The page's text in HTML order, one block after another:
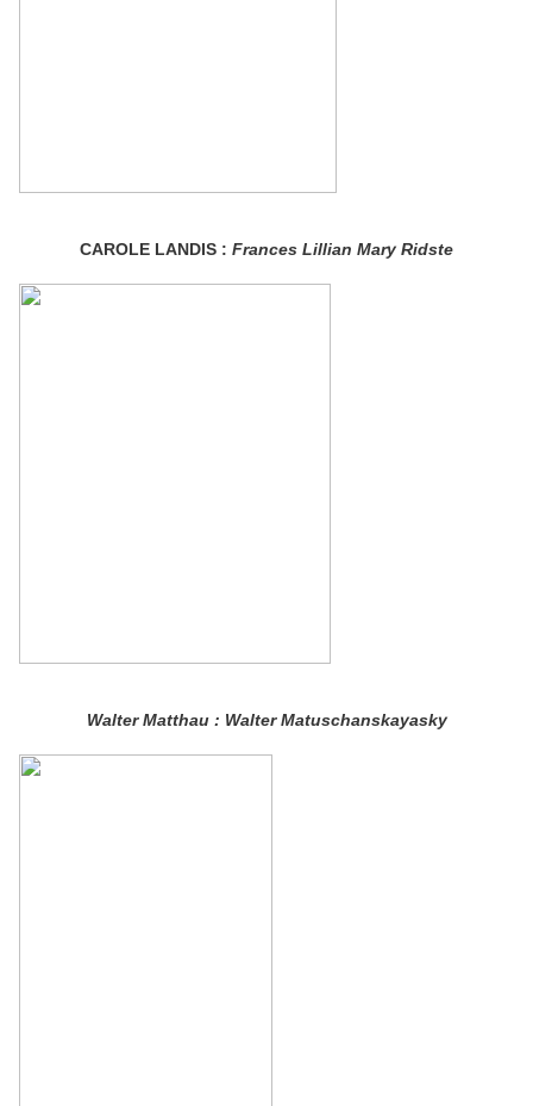
CAROLE LANDIS : Frances Lillian Mary Ridste
Walter Matthau : Walter Matuschanskayasky